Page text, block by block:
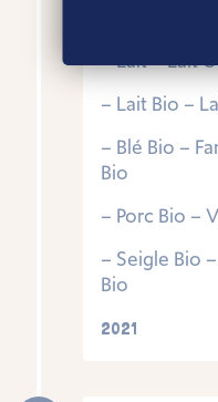
– Lait – Lait
– Lait Bio –
– Blé Bio –
Bio
– Porc Bio –
– Seigle Bio
Bio
2021